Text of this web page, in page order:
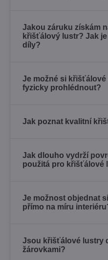
Jakou záruku získám
křišťálový lustr? Jak
díly?
Je možné si
fyzicky prohlédnout?
Jak poznat kvalitní
Jak dlouho vydrží
použitá pro křišťálové
Je možnost objednat
přímo na míru
Jsou křišťálové lustry
žárovkami?